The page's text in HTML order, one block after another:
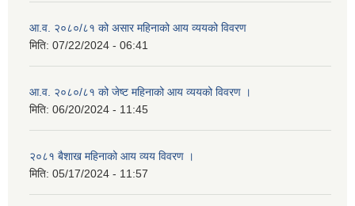
आ.व. २०८०/८१ को असार महिनाको आय व्ययको विवरण
मिति: 07/22/2024 - 06:41
आ.व. २०८०/८१ को जेष्ट महिनाको आय व्ययको विवरण ।
मिति: 06/20/2024 - 11:45
२०८१ बैशाख महिनाको आय व्यय विवरण ।
मिति: 05/17/2024 - 11:57